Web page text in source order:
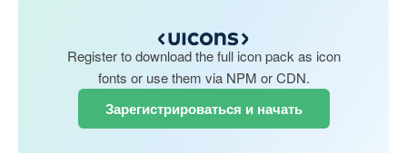
Register to download the full icon pack as icon
fonts or use them via NPM or CDN.
Зарегистрироваться и начать